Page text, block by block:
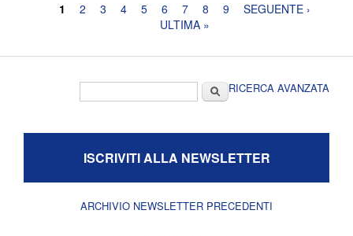
Pagine
1 2 3 4 5 6 7 8 9
SEGUENTE ›
ULTIMA »
CercaRICERCA AVANZATA
ISCRIVITI ALLA NEWSLETTER
ARCHIVIO NEWSLETTER PRECEDENTI